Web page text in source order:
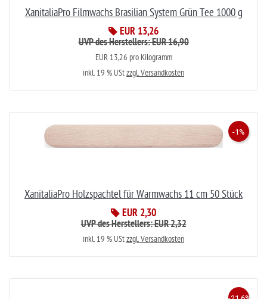
XanitaliaPro Filmwachs Brasilian System Grün Tee 1000 g
EUR 13,26
UVP des Herstellers: EUR 16,90
EUR 13,26 pro Kilogramm
inkl. 19 % UStzzgl. Versandkosten
XanitaliaPro Holzspachtel für Warmwachs 11 cm 50 Stück
EUR 2,30
-1%
UVP des Herstellers: EUR 2,32
inkl. 19 % UStzzgl. Versandkosten